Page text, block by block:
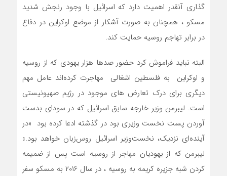
گذاری آنقدر اهمیت دارد که اسرائیل با وجود رنجش شدید
مسکو ، همچنان به صورت آشکار از موضع اوکراین در دفاع
در برابر تهاجم روسیه حمایت کند.
البته نباید فراموش کرد حضور صدها هزار یهودی که از روسیه
و اوکراین به فلسطین اشغالی مهاجرت کرده‌اند عامل مهم
دیگری برای درک تعارض های موجود در رژیم صهیونیستی
است. لیبرمن وزیر خارجه سابق اسرائیل که در سودای بدست
آوردن پست نخست وزیری بود در گذشته ادعا کرده بود «در
آینده‌ای نزدیک، نخست‌وزیر اسرائیل روس‌زبان خواهد بود.»
لیبرمن که از یهودیان مهاجر از روسیه است پس از ضمیمه
کردن شبه جزیره کریمه به روسیه ، در سال ۲۰۱۶ به مسکو سفر